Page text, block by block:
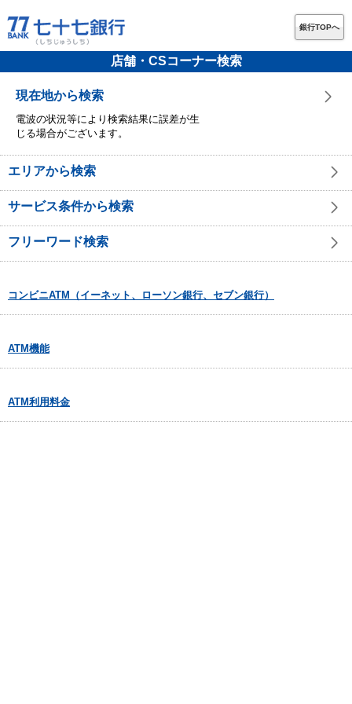
銀行TOPへ
店舗・CSコーナー検索
現在地から検索
電波の状況等により検索結果に誤差が生
じる場合がございます。
エリアから検索
サービス条件から検索
フリーワード検索
コンビニATM（イーネット、ローソン銀行、セブン銀行）
ATM機能
ATM利用料金